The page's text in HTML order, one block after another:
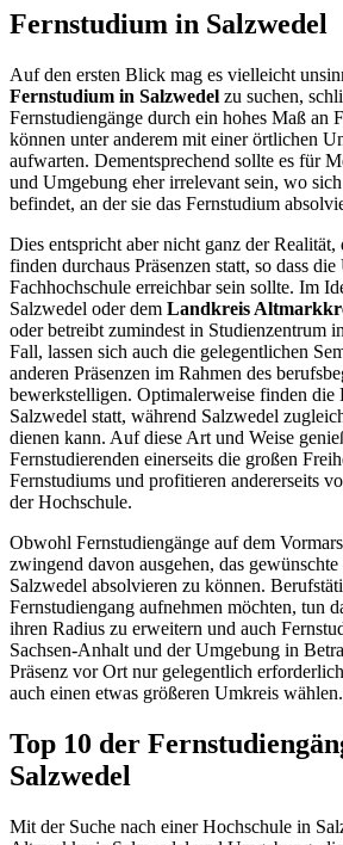
Fernstudium in Salzwedel
Auf den ersten Blick mag es vielleicht
Fernstudium in Salzwedel zu suchen,
Fernstudiengänge durch ein hohes Maß an
können unter anderem mit einer örtlichen
aufwarten. Dementsprechend sollte es für
und Umgebung eher irrelevant sein, wo
befindet, an der sie das Fernstudium
Dies entspricht aber nicht ganz der
finden durchaus Präsenzen statt, so dass
Fachhochschule erreichbar sein sollte. Im
Salzwedel oder dem Landkreis
oder betreibt zumindest in Studienzentrum
Fall, lassen sich auch die gelegentlichen
anderen Präsenzen im Rahmen des
bewerkstelligen. Optimalerweise finden die
Salzwedel statt, während Salzwedel
dienen kann. Auf diese Art und Weise
Fernstudierenden einerseits die großen
Fernstudiums und profitieren andererseits
der Hochschule.
Obwohl Fernstudiengänge auf dem
zwingend davon ausgehen, das
Salzwedel absolvieren zu können.
Fernstudiengang aufnehmen möchten, tun
ihren Radius zu erweitern und auch
Sachsen-Anhalt und der Umgebung in
Präsenz vor Ort nur gelegentlich
auch einen etwas größeren Umkreis wählen.
Top 10 der
Salzwedel
Mit der Suche nach einer Hochschule in